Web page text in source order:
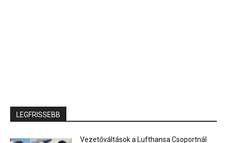
LEGFRISSEBB
Vezetőváltások a Lufthansa Csoportnál